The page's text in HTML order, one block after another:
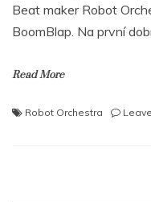
Beat maker Robot
BoomBlap. Na první
Read More
Robot Orchestra